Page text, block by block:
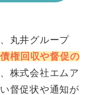
丸井グループ
債権回収や督促の
株式会社エムア
督促状や通知が